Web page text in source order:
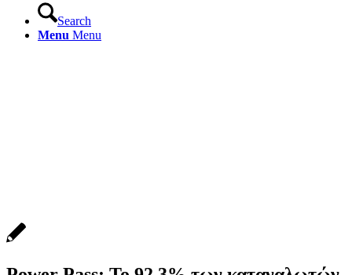
Search
Menu Menu